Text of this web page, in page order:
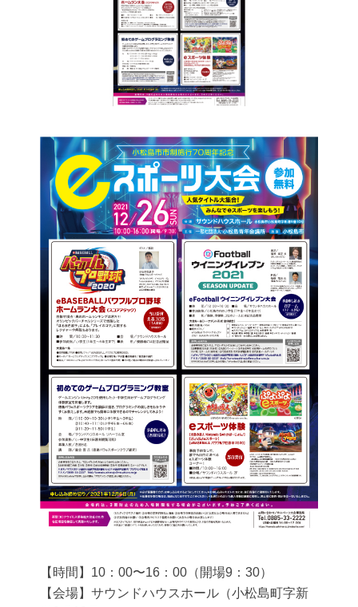
【時間】10：00〜16：00（開場9：30）
【会場】サウンドハウスホール（小松島町字新